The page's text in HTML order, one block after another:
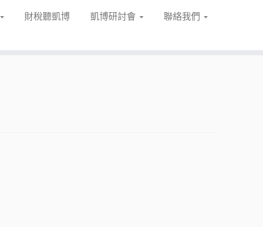
財稅聽凱博 凱博研討會
聯絡我們